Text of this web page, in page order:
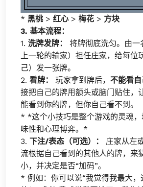
* 黑桃> 红心 > 梅花 > 方块
3. 基本流程：
1. 洗牌发牌：
将牌彻底洗匀。由一
上一轮的输家）担任庄家，给每位
己）发一张牌。
2. 看牌： 玩家拿到牌后， 不能看
接把自己的牌用额头或脑门贴住，
能看到你的牌，但你自己看不到。
* *这个小技巧是整个游戏的灵魂
味性和心理博弈。*
3. 下注/表态（可选）：
庄家从左
流根据自己看到的其他人的牌，来
小，并决定是否“加码”。
* 例如：你可以说“我觉得我最大，